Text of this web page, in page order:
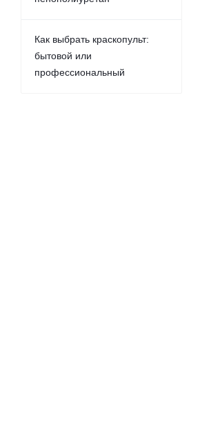
Как выбрать краскопульт:
бытовой или
профессиональный